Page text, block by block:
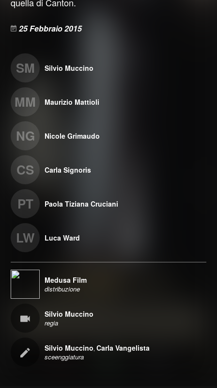
quella di Canton.
25 Febbraio 2015
SM Silvio Muccino
MM Maurizio Mattioli
NG Nicole Grimaudo
CS Carla Signoris
PT Paola Tiziana Cruciani
LW Luca Ward
Medusa Film
distribuzione
Silvio Muccino
regia
Silvio Muccino,Carla Vangelista
sceenggiatura